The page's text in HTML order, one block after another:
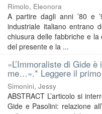
Rimolo, Eleonora
A partire dagli anni ’80 e
industriale italiano entrano
chiusura delle fabbriche e
del presente e la ...
«L’Immoraliste di Gide
me…».* Leggere il
Simonini, Jessy
ABSTRACT L’articolo si
Gide e Pasolini: relazione